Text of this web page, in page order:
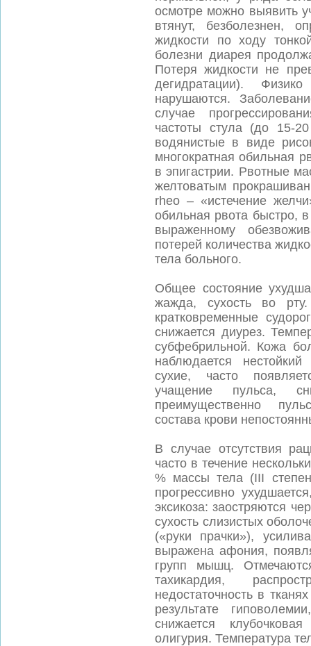
осмотре можно выявить
втянут, безболезнен,
жидкости по ходу
болезни диарея
Потеря жидкости не
дегидратации).
нарушаются.
случае
частоты стула (до 15-
водянистые в виде
многократная обильная
в эпигастрии. Рвотные
желтоватым
rheo – «истечение
обильная рвота быстро,
выраженному
потерей количества
тела больного.
Общее состояние
жажда, сухость во
кратковременные
снижается диурез.
субфебрильной. Кожа
наблюдается
сухие, часто
учащение пульса,
преимущественно
состава крови
В случае отсутствия
часто в течение
% массы тела (III
прогрессивно
эксикоза: заостряются
сухость слизистых
(«руки прачки»),
выражена афония,
групп мышц.
тахикардия,
недостаточность в
результате
снижается
олигурия. Температура